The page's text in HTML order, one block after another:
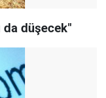
da düşecek"